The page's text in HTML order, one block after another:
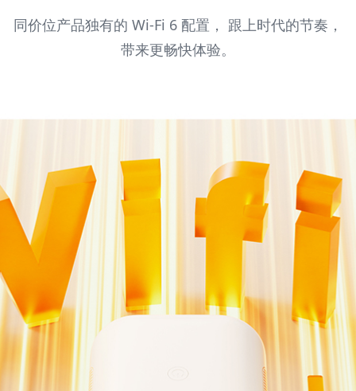
同价位产品独有的 Wi-Fi 6 配置， 跟上时代的节奏，
带来更畅快体验。